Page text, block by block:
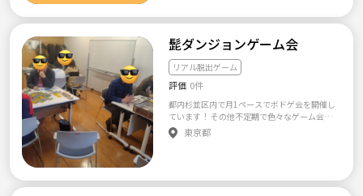
もすぐ打ち解けられる環境です。 •幅広い企
画！ クイズだけでなく、謎解きや街歩きなど
多彩なイベントを楽しめます。 •知識や思い出
をシェアできる仲間が増える！ 💡 こんな方に
おすすめ 💡 •クイズに興味があるけどやった
ことがない初心者さん。 •知識を増やしたい、
頭を使う趣味を見つけたい方。 •謎解きや脱出
ゲームが好きな方。 •気軽に楽しいイベントに
参加し、新しい友達を作りたい方。 📍 活動場
所＆頻度 •活動場所：東京都内（駅近くのレン
タルルームやカフェが中心） •活動頻度：月に
す。 •キャンセルポリシー：当日キャンセルは
事にできる方の参加をお待ちしてます✨ 🗓️開
の方 ⚠️お断りする方：マルチ／宗教の勧誘／
セクハラ／ナンパ／過度に威圧的なプレイス
タイル／その他、イベント進行を阻害する迷
惑行為をされる方 🙌迷惑行為をお見かけにな
った方は主催者へお知らせください。それぞ
れ対応させていただきます。悪質な場合は相談
の上、イベント途中退場・以降サークル活動
参加禁止となり、返金もありませんのでご了
承ください。
髭ダンジョンゲーム会
リアル脱出ゲーム
評価 0件
都内杉並区内で月1ペースでボドゲ会を開催し
ています！ その他不定期で色々なゲーム会も
企画しています！
東京都